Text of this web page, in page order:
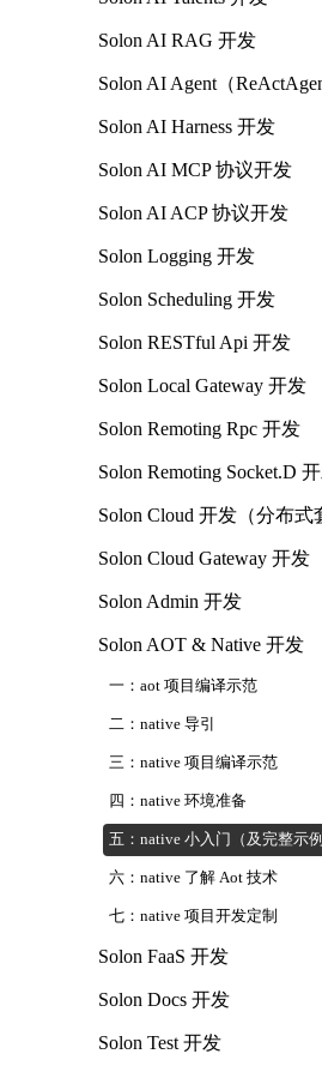
Solon AI RAG 开发
Solon AI Agent（
Solon AI Harness 开发
Solon AI MCP 协议开发
Solon AI ACP 协议开发
Solon Logging 开发
Solon Scheduling 开发
Solon RESTful Api 开发
Solon Local Gateway 开发
Solon Remoting Rpc 开发
Solon Remoting Socket.D
Solon Cloud 开发（分布式
Solon Cloud Gateway 开发
Solon Admin 开发
Solon AOT & Native 开发
一：aot 项目编译示范
二：native 导引
三：native 项目编译示范
四：native 环境准备
五：native 小入门（及完整示例
六：native 了解 Aot 技术
七：native 项目开发定制
Solon FaaS 开发
Solon Docs 开发
Solon Test 开发